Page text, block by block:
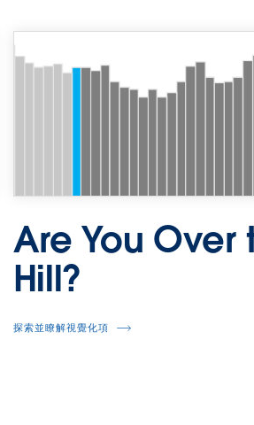
Are You Over
Hill?
探索並瞭解視覺化項